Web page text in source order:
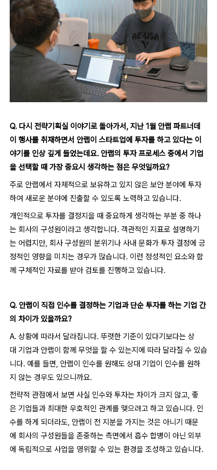
Q. 다시 전략기획실 이야기로 돌아가서, 지난 1월 안랩 파트너데
이 행사를 취재하면서 안랩이 스타트업에 투자를 하고 있다는 이
야기를 인상 깊게 들었는데요. 안랩의 투자 프로세스 중에서 기업
을 선택할 때 가장 중요시 생각하는 점은 무엇일까요?
주로 안랩에서 자체적으로 보유하고 있지 않은 보안 분야에 투자
하여 새로운 분야에 진출할 수 있도록 노력하고 있습니다.
개인적으로 투자를 결정지을 때 중요하게 생각하는 부분 중 하나
는 회사의 구성원이라고 생각합니다. 객관적인 지표로 설명하기
는 어렵지만, 회사 구성원의 분위기나 사내 문화가 투자 결정에 긍
정적인 영향을 미치는 경우가 많습니다. 이런 정성적인 요소와 함
께 구체적인 자료를 받아 검토를 진행하고 있습니다.
Q. 안랩이 직접 인수를 결정하는 기업과 단순 투자를 하는 기업 간
의 차이가 있을까요?
A. 상황에 따라서 달라집니다. 뚜렷한 기준이 있다기보다는 상
대 기업과 안랩이 함께 무엇을 할 수 있는지에 따라 달라질 수 있습
니다. 예를 들면, 안랩이 인수를 원해도 상대 기업이 인수를 원하
지 않는 경우도 있으니까요.
전략적 관점에서 보면 사실 인수와 투자는 차이가 크지 않고, 좋
은 기업들과 최대한 우호적인 관계를 맺으려고 하고 있습니다. 인
수를 하게 되더라도, 안랩이 전 지분을 가지는 것은 아니기 때문
에 회사의 구성원들을 존중하는 측면에서 흡수 합병이 아닌 외부
에 독립적으로 사업을 영위할 수 있는 환경을 조성하고 있습니다.